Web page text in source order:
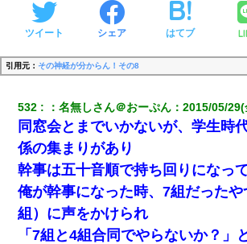
ツイート シェア はてブ
引用元： その神経が分からん！その8
532 ：名無しさん＠おーぷん ：2015/05/
同窓会とまでいかないが、学生時
係の集まりがあり
幹事は五十音順で持ち回りになっ
俺が幹事になった時、7組だった
組）に声をかけられ
「7組と4組合同でやらないか？」